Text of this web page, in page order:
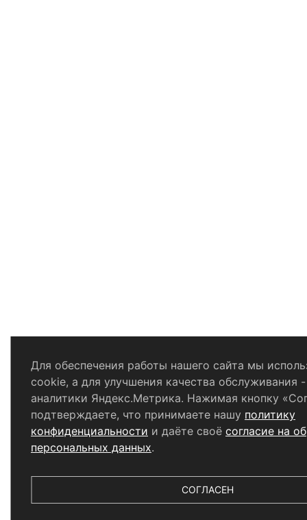
Для обеспечения работы нашего сайта мы
cookie, а для улучшения качества обслуживания
аналитики Яндекс.Метрика. Нажимая кнопку
подтверждаете, что принимаете нашу политику
конфиденциальности и даёте своё согласие на
персональных данных.
СОГЛАСЕН